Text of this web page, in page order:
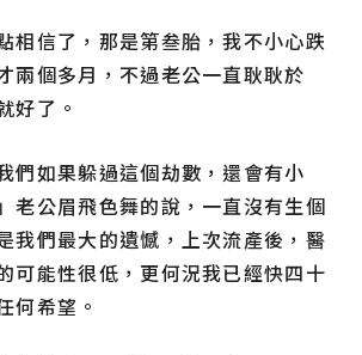
相信了，那是第叁胎，我不小心跌
兩個多月，不過老公一直耿耿於
好了。
們如果躲過這個劫數，還會有小
老公眉飛色舞的說，一直沒有生個
我們最大的遺憾，上次流產後，醫
可能性很低，更何況我已經快四十
何希望。